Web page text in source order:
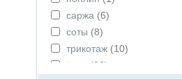
сиреневый
чёрный
саржа (6)
соты (8)
трикотаж (10)
ёлка
(26)